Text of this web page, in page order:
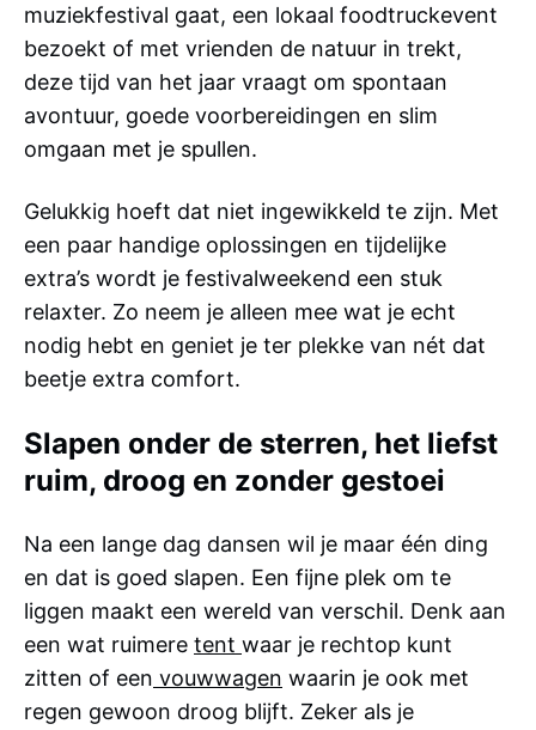
muziekfestival gaat, een lokaal foodtruckevent
bezoekt of met vrienden de natuur in trekt,
deze tijd van het jaar vraagt om spontaan
avontuur, goede voorbereidingen en slim
omgaan met je spullen.
Gelukkig hoeft dat niet ingewikkeld te zijn. Met
een paar handige oplossingen en tijdelijke
extra’s wordt je festivalweekend een stuk
relaxter. Zo neem je alleen mee wat je echt
nodig hebt en geniet je ter plekke van nét dat
beetje extra comfort.
Slapen onder de sterren, het liefst
ruim, droog en zonder gestoei
Na een lange dag dansen wil je maar één ding
en dat is goed slapen. Een fijne plek om te
liggen maakt een wereld van verschil. Denk aan
een wat ruimere tent waar je rechtop kunt
zitten of een vouwwagen waarin je ook met
regen gewoon droog blijft. Zeker als je